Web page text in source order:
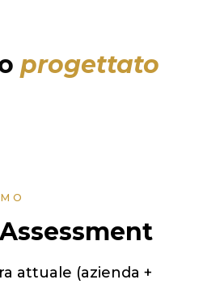
progettato
attuale (azienda +